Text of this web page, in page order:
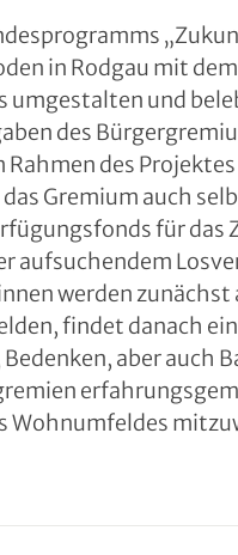
in Rodgau mit
umgestalten und
des
Rahmen des
Gremium auch
für
aufsuchendem
werden
findet danach
aber auch
Wohnumfeldes